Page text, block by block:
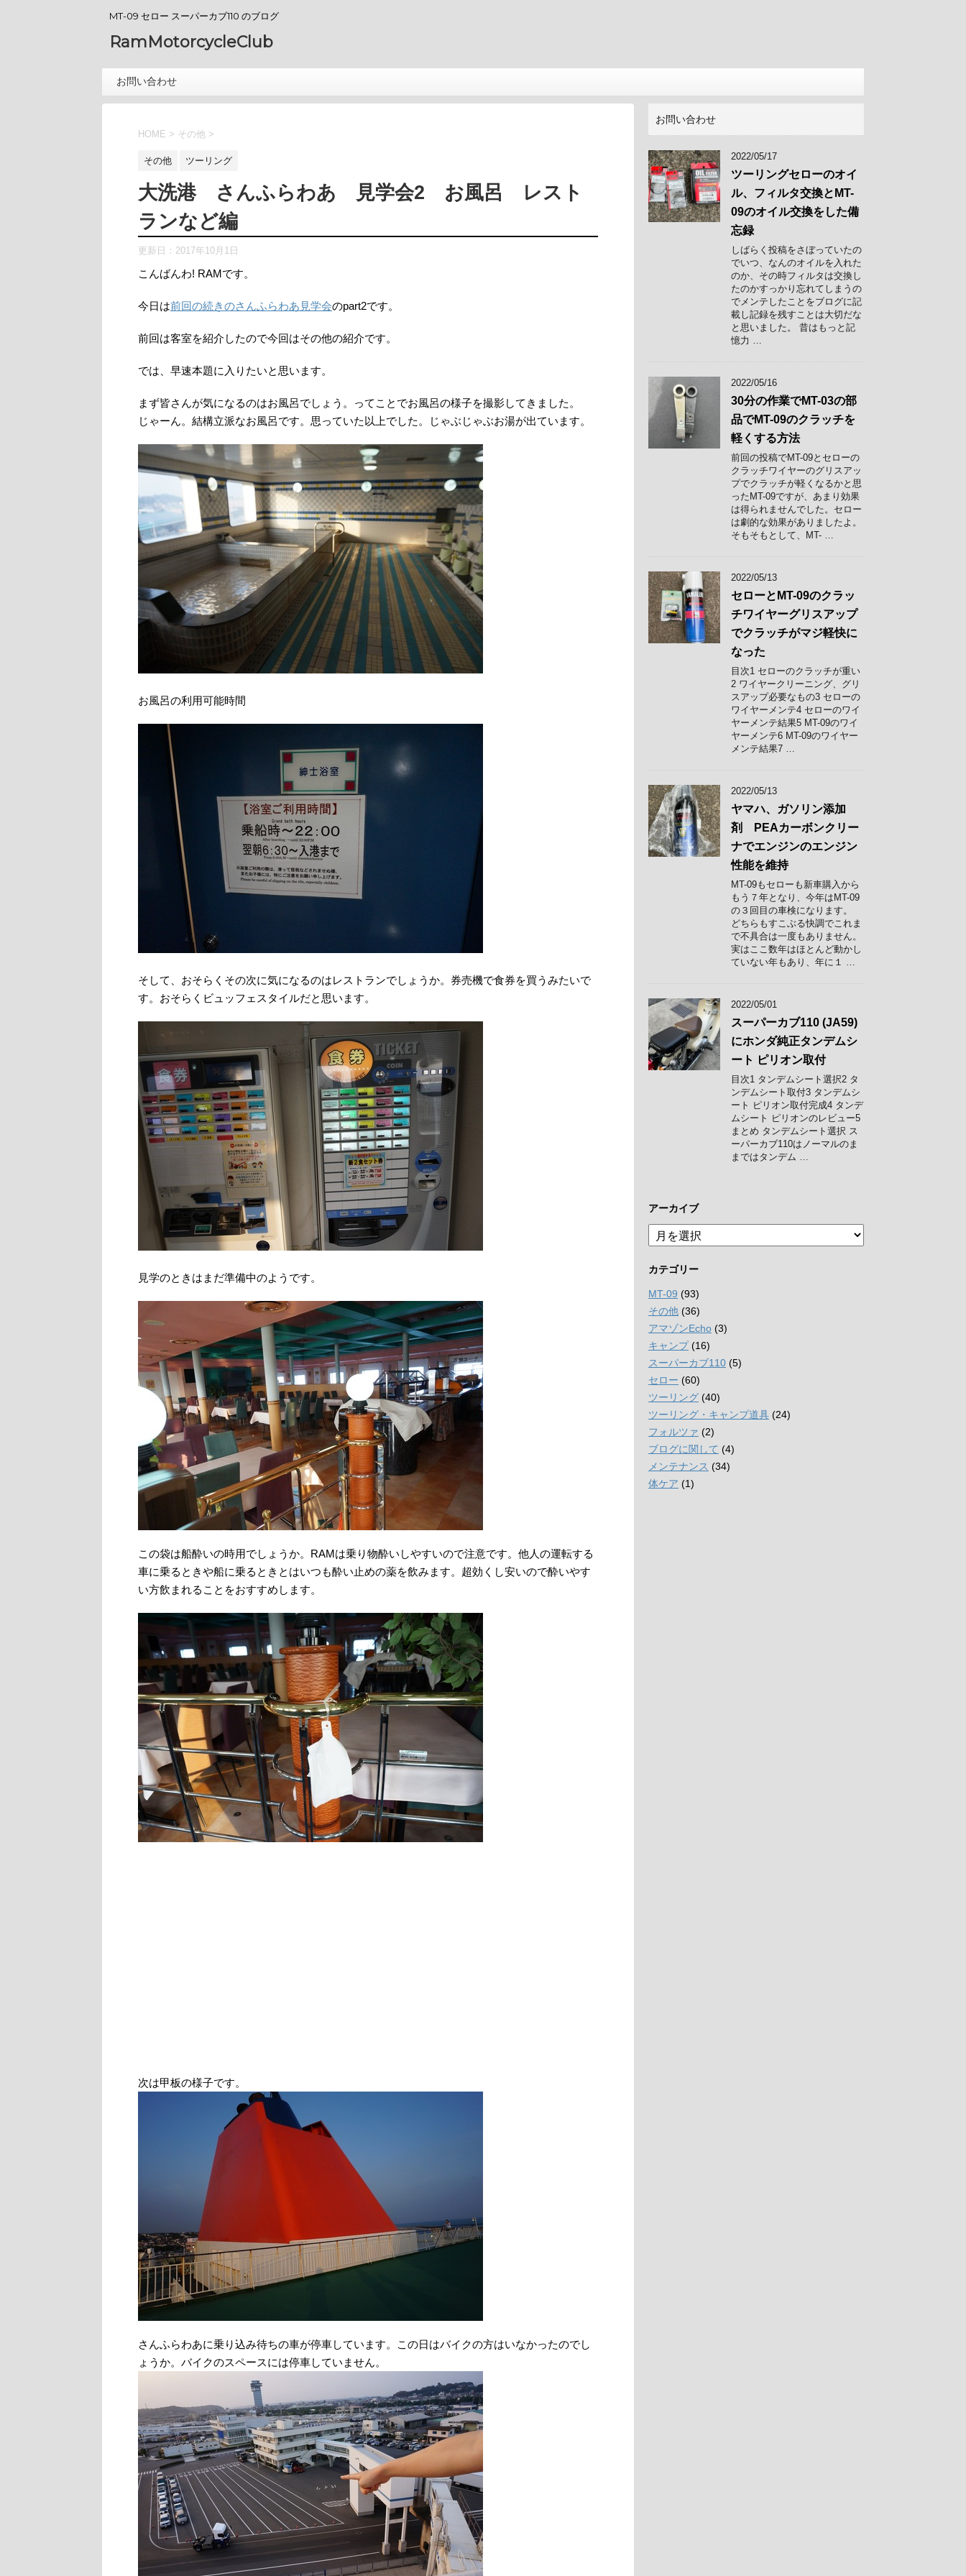
MT-09 セロー スーパーカブ110 のブログ
RamMotorcycleClub
お問い合わせ
HOME > その他 >
その他 ツーリング
大洗港 さんふらわあ 見学会2 お風呂 レスト
ランなど編
更新日： 2017年10月1日
こんばんわ! RAMです。
今日は前回の続きのさんふらわあ見学会のpart2です。
前回は客室を紹介したので今回はその他の紹介です。
では、早速本題に入りたいと思います。
まず皆さんが気になるのはお風呂でしょう。ってことでお風呂の様子を撮影してきました。
じゃーん。結構立派なお風呂です。思っていた以上でした。じゃぶじゃぶお湯が出ています。
お風呂の利用可能時間
そして、おそらくその次に気になるのはレストランでしょうか。券売機で食券を買うみたいで
す。おそらくビュッフェスタイルだと思います。
見学のときはまだ準備中のようです。
この袋は船酔いの時用でしょうか。RAMは乗り物酔いしやすいので注意です。他人の運転する
車に乗るときや船に乗るときとはいつも酔い止めの薬を飲みます。超効くし安いので酔いやす
い方飲まれることをおすすめします。
次は甲板の様子です。
さんふらわあに乗り込み待ちの車が停車しています。この日はバイクの方はいなかったのでし
ょうか。バイクのスペースには停車していません。
お問い合わせ
2022/05/17
ツーリングセローのオイ
ル、フィルタ交換とMT-
09のオイル交換をした備
忘録
しばらく投稿をさぼっていたの
でいつ、なんのオイルを入れた
のか、その時フィルタは交換し
たのかすっかり忘れてしまうの
でメンテしたことをブログに記
載し記録を残すことは大切だな
と思いました。 昔はもっと記
憶力 …
2022/05/16
30分の作業でMT-03の部
品でMT-09のクラッチを
軽くする方法
前回の投稿でMT-09とセローの
クラッチワイヤーのグリスアッ
プでクラッチが軽くなるかと思
ったMT-09ですが、あまり効果
は得られませんでした。セロー
は劇的な効果がありましたよ。
そもそもとして、MT- …
2022/05/13
セローとMT-09のクラッ
チワイヤーグリスアップ
でクラッチがマジ軽快に
なった
目次1 セローのクラッチが重い
2 ワイヤークリーニング、グリ
スアップ必要なもの3 セローの
ワイヤーメンテ4 セローのワイ
ヤーメンテ結果5 MT-09のワイ
ヤーメンテ6 MT-09のワイヤー
メンテ結果7 …
2022/05/13
ヤマハ、ガソリン添加
剤 PEAカーボンクリー
ナでエンジンのエンジン
性能を維持
MT-09もセローも新車購入から
もう７年となり、今年はMT-09
の３回目の車検になります。
どちらもすこぶる快調でこれま
で不具合は一度もありません。
実はここ数年はほとんど動かし
ていない年もあり、年に１ …
2022/05/01
スーパーカブ110 (JA59)
にホンダ純正タンデムシ
ート ピリオン取付
目次1 タンデムシート選択2 タ
ンデムシート取付3 タンデムシ
ート ピリオン取付完成4 タンデ
ムシート ピリオンのレビュー5
まとめ タンデムシート選択 ス
ーパーカブ110はノーマルのま
まではタンデム …
アーカイブ
ア
ー
イ
ブ
カテゴリー
MT-09 (93)
その他 (36)
アマゾンEcho (3)
キャンプ(16)
スーパーカブ110 (5)
セロー (60)
ツーリング (40)
ツーリング・キャンプ道具 (24)
フォルツァ (2)
ブログに関して (4)
メンテナンス (34)
体ケア (1)